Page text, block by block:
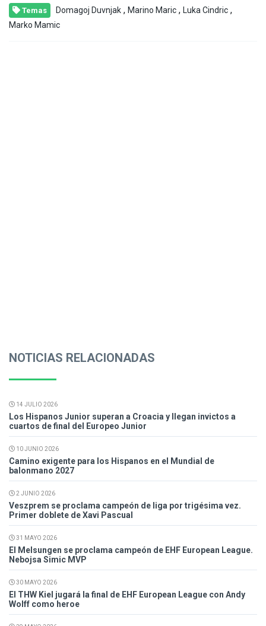
Temas Domagoj Duvnjak , Marino Maric , Luka Cindric ,
Marko Mamic
NOTICIAS RELACIONADAS
14 JULIO 2026
Los Hispanos Junior superan a Croacia y llegan invictos a
cuartos de final del Europeo Junior
10 JUNIO 2026
Camino exigente para los Hispanos en el Mundial de
balonmano 2027
2 JUNIO 2026
Veszprem se proclama campeón de liga por trigésima vez.
Primer doblete de Xavi Pascual
31 MAYO 2026
El Melsungen se proclama campeón de EHF European League.
Nebojsa Simic MVP
30 MAYO 2026
El THW Kiel jugará la final de EHF European League con Andy
Wolff como heroe